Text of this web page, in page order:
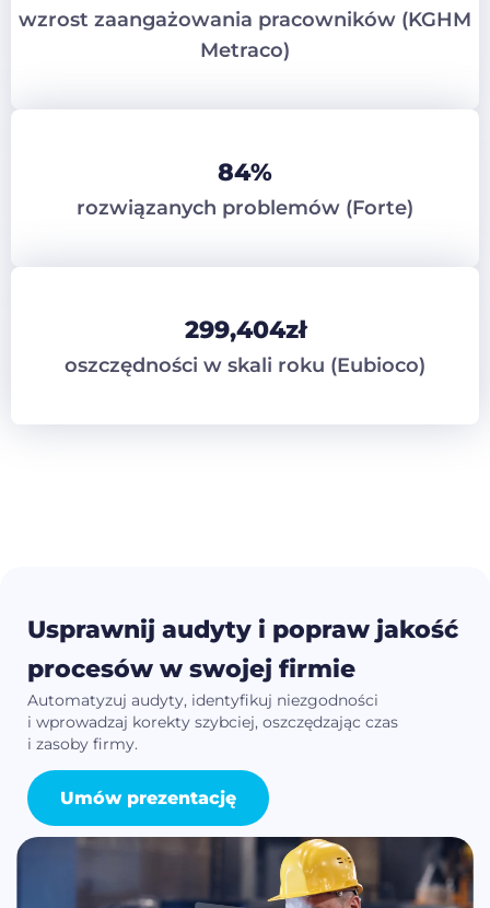
wzrost zaangażowania pracowników (KGHM
Metraco)
rozwiązanych problemów (Forte)
84%
oszczędności w skali roku (Eubioco)
299,404zł
Usprawnij audyty i popraw jakość
procesów w swojej firmie
Automatyzuj audyty, identyfikuj niezgodności
i wprowadzaj korekty szybciej, oszczędzając czas
i zasoby firmy.
Umów prezentację